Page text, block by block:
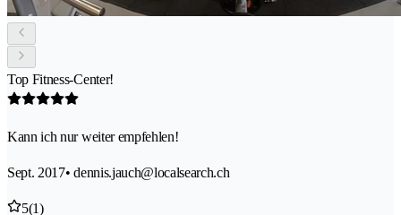
Top Fitness-Center!
Kann ich nur weiter empfehlen!
Sept. 2017• dennis.jauch@localsearch.ch
5(1)